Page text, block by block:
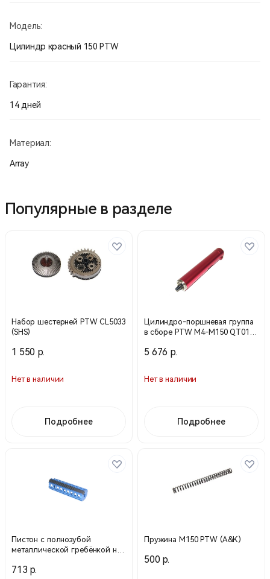
Модель:
Цилиндр красный 150 PTW
Гарантия:
14 дней
Материал:
Array
Популярные в разделе
Набор шестерней PTW CL5033
(SHS)
1 550 р.
Нет в наличии
Подробнее
Цилиндро-поршневая группа
в сборе PTW M4-M150 QT01
5 676 р.
Нет в наличии
Подробнее
Пистон с полнозубой
металлической гребёнкой на
713 р.
Пружина M150 PTW (A&K)
500 р.